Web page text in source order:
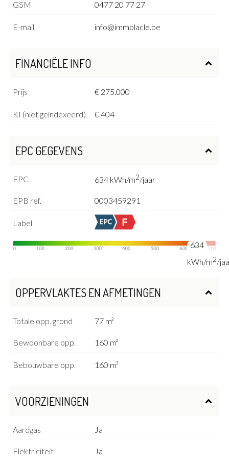
GSM 0477 20 77 27
E-mail info@immolacle.be
FINANCIËLE INFO
Prijs € 275.000
KI (niet geïndexeerd) € 404
EPC GEGEVENS
EPC 634 kWh/m2/jaar
EPB ref. 0003459291
Label
634
kWh/m2/
OPPERVLAKTES EN AFMETINGEN
Totale opp. grond 77 m²
Bewoonbare opp. 160 m²
Bebouwbare opp. 160 m²
VOORZIENINGEN
Aardgas Ja
Elektriciteit Ja